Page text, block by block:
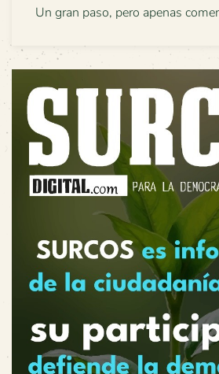
Un gran paso, pero apenas